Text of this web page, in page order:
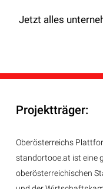
Jetzt alles
Projektträger:
Oberösterreichs
standortooe.at ist eine
oberösterreichischen